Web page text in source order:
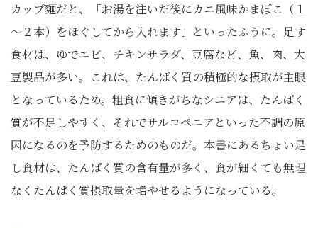
カップ麵だと、「お湯を注いだ後にカニ風味かまぼこ（１
～２本）をほぐしてから入れます」といったふうに。足す
食材は、ゆでエビ、チキンサラダ、豆腐など、魚、肉、大
豆製品が多い。これは、たんぱく質の積極的な摂取が主眼
となっているため。粗食に傾きがちなシニアは、たんぱく
質が不足しやすく、それでサルコペニアといった不調の原
因になるのを予防するためのものだ。本書にあるちょい足
し食材は、たんぱく質の含有量が多く、食が細くても無理
なくたんぱく質摂取量を増やせるようになっている。